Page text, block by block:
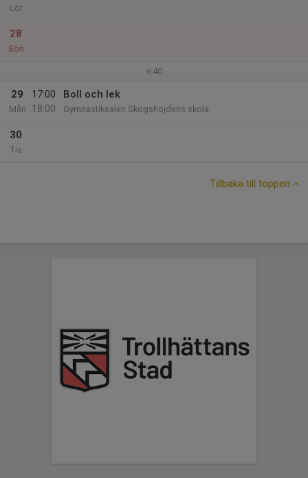
Lör
28
Sön
v.40
29
Mån
17:00
18:00
Boll och lek
Gymnastiksalen Skogshöjdens skola
30
Tis
Tillbaka till toppen